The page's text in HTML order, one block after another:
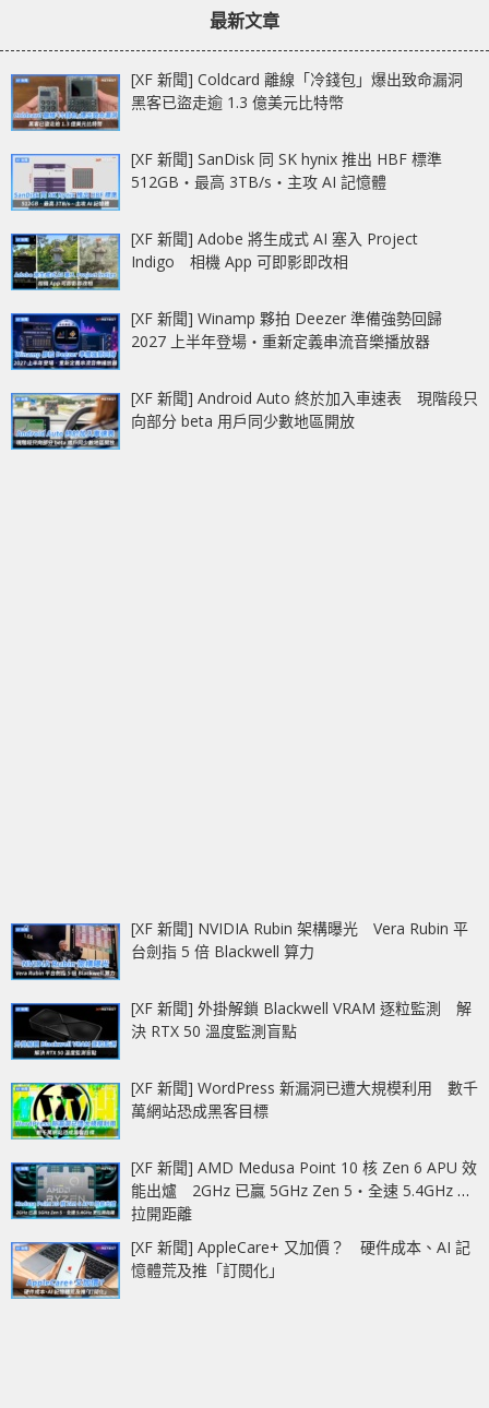
最新文章
[XF 新聞] Coldcard 離線「冷錢包」爆出致命漏洞
黑客已盜走逾 1.3 億美元比特幣
[XF 新聞] SanDisk 同 SK hynix 推出 HBF 標準
512GB‧最高 3TB/s‧主攻 AI 記憶體
[XF 新聞] Adobe 將生成式 AI 塞入 Project
Indigo 相機 App 可即影即改相
[XF 新聞] Winamp 夥拍 Deezer 準備強勢回歸
2027 上半年登場‧重新定義串流音樂播放器
[XF 新聞] Android Auto 終於加入車速表 現階段只
向部分 beta 用戶同少數地區開放
[XF 新聞] NVIDIA Rubin 架構曝光 Vera Rubin 平
台劍指 5 倍 Blackwell 算力
[XF 新聞] 外掛解鎖 Blackwell VRAM 逐粒監測 解
決 RTX 50 溫度監測盲點
[XF 新聞] WordPress 新漏洞已遭大規模利用 數千
萬網站恐成黑客目標
[XF 新聞] AMD Medusa Point 10 核 Zen 6 APU 效
能出爐 2GHz 已贏 5GHz Zen 5‧全速 5.4GHz 更
拉開距離
[XF 新聞] AppleCare+ 又加價？ 硬件成本、AI 記
憶體荒及推「訂閱化」